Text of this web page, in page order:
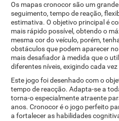
Os mapas cronocor são um
seguimento, tempo de reação,
estimativa. O objetivo principal é
mais rápido possível, obtendo o
mesma cor do veículo, porém,
obstáculos que podem aparecer
mais desafiador à medida que o
diferentes níveis, exigindo cada
Este jogo foi desenhado com o
tempo de reacção. Adapta-se a
torna-o especialmente atraente
anos. Cronocor é o jogo perfeito
a fortalecer as habilidades